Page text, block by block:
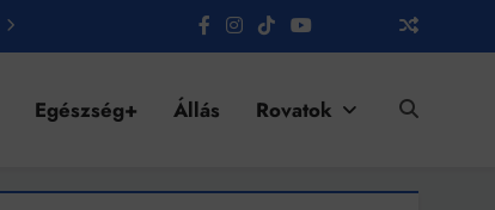
Egészség+ Állás Rovatok